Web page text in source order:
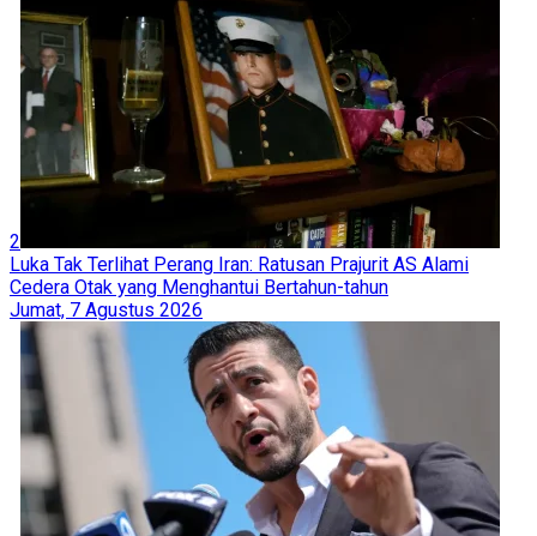
2
Luka Tak Terlihat Perang Iran: Ratusan Prajurit AS Alami
Cedera Otak yang Menghantui Bertahun-tahun
Jumat, 7 Agustus 2026